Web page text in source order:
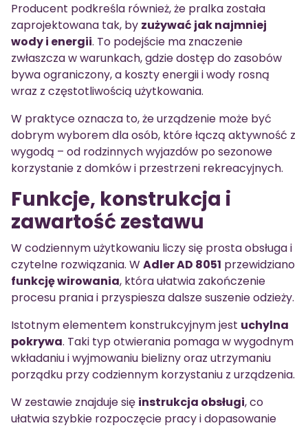
Producent podkreśla również, że pralka została
zaprojektowana tak, by zużywać jak najmniej
wody i energii. To podejście ma znaczenie
zwłaszcza w warunkach, gdzie dostęp do zasobów
bywa ograniczony, a koszty energii i wody rosną
wraz z częstotliwością użytkowania.
W praktyce oznacza to, że urządzenie może być
dobrym wyborem dla osób, które łączą aktywność z
wygodą – od rodzinnych wyjazdów po sezonowe
korzystanie z domków i przestrzeni rekreacyjnych.
Funkcje, konstrukcja i
zawartość zestawu
W codziennym użytkowaniu liczy się prosta obsługa i
czytelne rozwiązania. W Adler AD 8051 przewidziano
funkcję wirowania, która ułatwia zakończenie
procesu prania i przyspiesza dalsze suszenie odzieży.
Istotnym elementem konstrukcyjnym jest uchylna
pokrywa. Taki typ otwierania pomaga w wygodnym
wkładaniu i wyjmowaniu bielizny oraz utrzymaniu
porządku przy codziennym korzystaniu z urządzenia.
W zestawie znajduje się instrukcja obsługi, co
ułatwia szybkie rozpoczęcie pracy i dopasowanie